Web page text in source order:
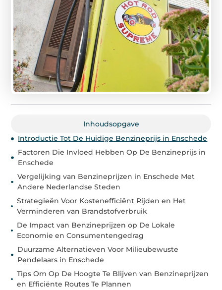
Inhoudsopgave
Introductie Tot De Huidige Benzineprijs in Enschede
Factoren Die Invloed Hebben Op De Benzineprijs in
Enschede
Vergelijking van Benzineprijzen in Enschede Met
Andere Nederlandse Steden
Strategieën Voor Kostenefficiënt Rijden en Het
Verminderen van Brandstofverbruik
De Impact van Benzineprijzen op De Lokale
Economie en Consumentengedrag
Duurzame Alternatieven Voor Milieubewuste
Pendelaars in Enschede
Tips Om Op De Hoogte Te Blijven van Benzineprijzen
en Efficiënte Routes Te Plannen